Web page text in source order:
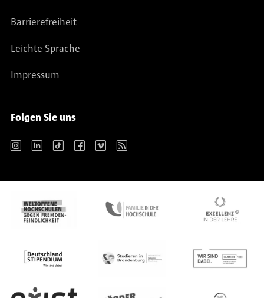
Barrierefreiheit
Leichte Sprache
Impressum
Folgen Sie uns
Instagram LinkedIn TikTok Facebook Vimeo RSS